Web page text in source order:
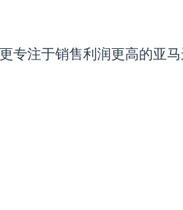
专注于销售利润更高的亚